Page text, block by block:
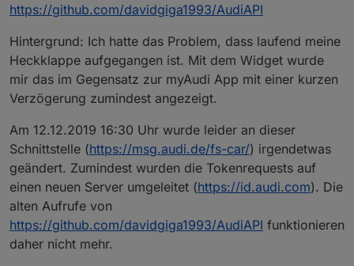
https://github.com/davidgiga1993/AudiAPI
Hintergrund: Ich hatte das Problem, dass laufend meine
Heckklappe aufgegangen ist. Mit dem Widget wurde
mir das im Gegensatz zur myAudi App mit einer kurzen
Verzögerung zumindest angezeigt.
Am 12.12.2019 16:30 Uhr wurde leider an dieser
Schnittstelle (https://msg.audi.de/fs-car/) irgendetwas
geändert. Zumindest wurden die Tokenrequests auf
einen neuen Server umgeleitet (https://id.audi.com). Die
alten Aufrufe von
https://github.com/davidgiga1993/AudiAPI funktionieren
daher nicht mehr.